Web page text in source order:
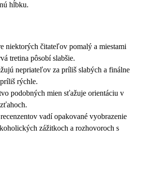
hĺbku.
niektorých čitateľov pomalý a miestami
tretina pôsobí slabšie.
nepriateľov za príliš slabých a finálne
rýchle.
podobných mien sťažuje orientáciu v
vadí opakované vyobrazenie
zážitkoch a rozhovoroch s